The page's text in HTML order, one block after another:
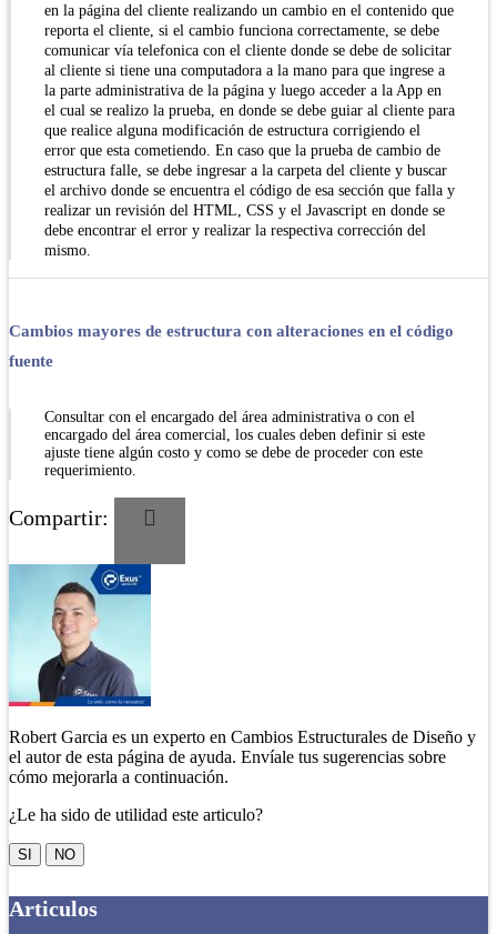
en la página del cliente realizando un cambio en el contenido que
reporta el cliente, si el cambio funciona correctamente, se debe
comunicar vía telefonica con el cliente donde se debe de solicitar
al cliente si tiene una computadora a la mano para que ingrese a
la parte administrativa de la página y luego acceder a la App en
el cual se realizo la prueba, en donde se debe guiar al cliente para
que realice alguna modificación de estructura corrigiendo el
error que esta cometiendo. En caso que la prueba de cambio de
estructura falle, se debe ingresar a la carpeta del cliente y buscar
el archivo donde se encuentra el código de esa sección que falla y
realizar un revisión del HTML, CSS y el Javascript en donde se
debe encontrar el error y realizar la respectiva corrección del
mismo.
Cambios mayores de estructura con alteraciones en el código
fuente
Consultar con el encargado del área administrativa o con el
encargado del área comercial, los cuales deben definir si este
ajuste tiene algún costo y como se debe de proceder con este
requerimiento.
Compartir:
Robert Garcia es un experto en Cambios Estructurales de Diseño y
el autor de esta página de ayuda. Envíale tus sugerencias sobre
cómo mejorarla a continuación.
¿Le ha sido de utilidad este articulo?
SI NO
Articulos